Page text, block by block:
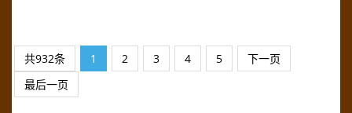
共932条 1 2 3 4 5
下一页
最后一页